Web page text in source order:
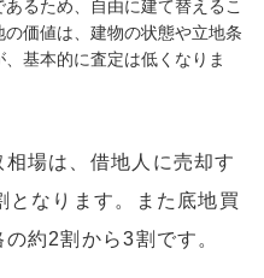
るため、自由に建て替えるこ
価値は、建物の状態や立地条
基本的に査定は低くなりま
場は、借地人に売却す
となります。また底地買
約2割から3割です。